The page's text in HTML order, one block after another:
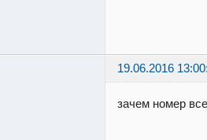
19.06.2016
зачем номер